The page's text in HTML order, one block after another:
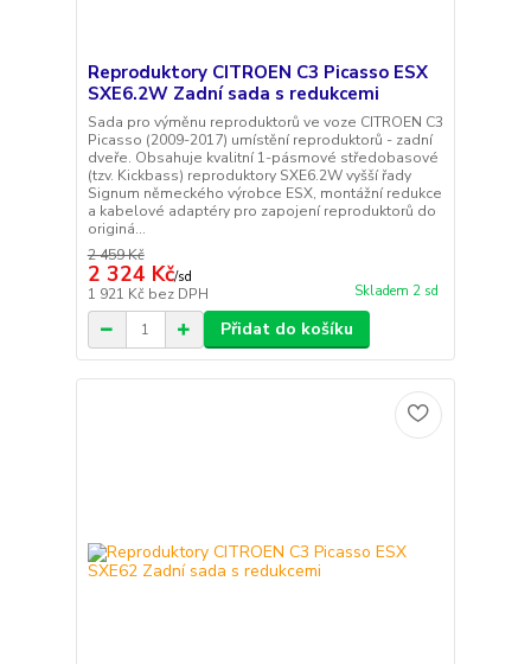
Reproduktory CITROEN C3 Picasso ESX
SXE6.2W Zadní sada s redukcemi
Sada pro výměnu reproduktorů ve voze CITROEN C3
Picasso (2009-2017) umístění reproduktorů - zadní
dveře. Obsahuje kvalitní 1-pásmové středobasové
(tzv. Kickbass) reproduktory SXE6.2W vyšší řady
Signum německého výrobce ESX, montážní redukce
a kabelové adaptéry pro zapojení reproduktorů do
originá...
2 459 Kč
2 324 Kč/sd
1 921 Kč bez DPH Skladem 2 sd
Přidat do košíku